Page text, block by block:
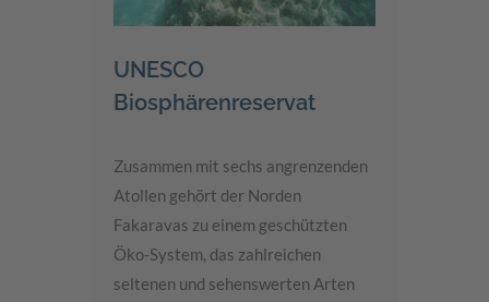
UNESCO
Biosphärenreservat
Zusammen mit sechs angrenzenden
Atollen gehört der Norden
Fakaravas zu einem geschützten
Öko-System, das zahlreichen
seltenen und sehenswerten Arten